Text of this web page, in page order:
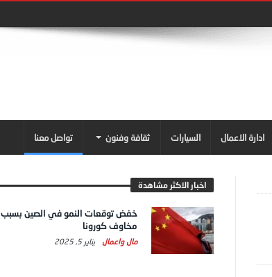
ادارة الاعمال السيارات ثقافة وفنون تواصل معنا
اخبار الاكثر مشاهدة
خفض توقعات النمو في الصين بسبب
مخاوف كورونا
مال واعمال يناير 5, 2025